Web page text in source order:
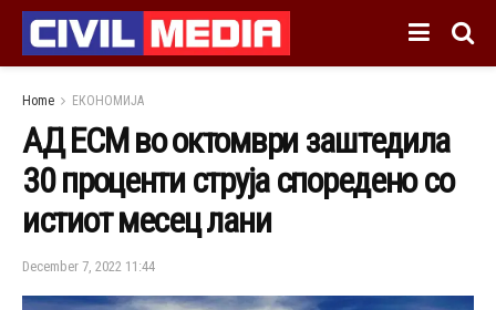
Home ЕКОНОМИЈА
АД ЕСМ во октомври заштедила
30 проценти струја споредено со
истиот месец лани
December 7, 2022 11:44